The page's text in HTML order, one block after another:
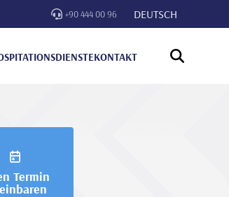
+90 444 00 96 DEUTSCH
KONTAKT
Termin